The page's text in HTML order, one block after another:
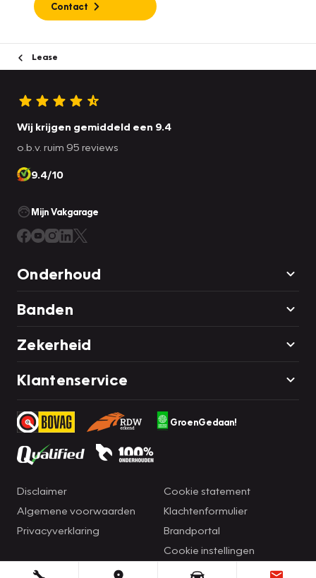
Contact
Lease
Wij krijgen gemiddeld een 9.4
o.b.v. ruim 95 reviews
9.4/10
Mijn Vakgarage
Onderhoud
Banden
Zekerheid
Klantenservice
GroenGedaan!
Disclaimer
Algemene voorwaarden
Privacyverklaring
Cookie statement
Klachtenformulier
Brandportal
Cookie instellingen